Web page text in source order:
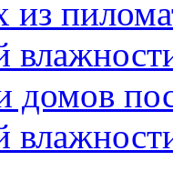
домов